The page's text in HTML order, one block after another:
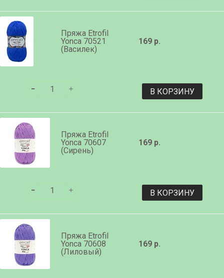
Пряжа Etrofil
Yonca 70521
(Василек)
169 р.
В КОРЗИНУ
Пряжа Etrofil
Yonca 70607
(Сирень)
169 р.
В КОРЗИНУ
Пряжа Etrofil
Yonca 70608
(Лиловый)
169 р.